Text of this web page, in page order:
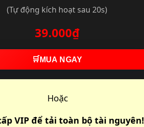
(Tự động kích hoạt sau 20s)
39.000₫
🛒 MUA NGAY
Hoặc
VIP để tải toàn bộ tài nguyên!